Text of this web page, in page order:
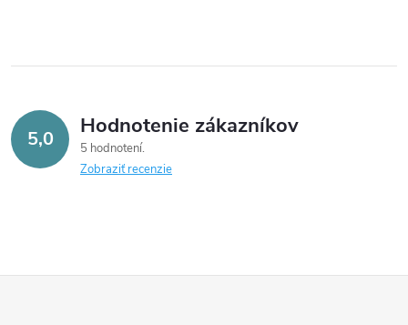
5,0 Hodnotenie zákazníkov
5 hodnotení
Zobraziť recenzie